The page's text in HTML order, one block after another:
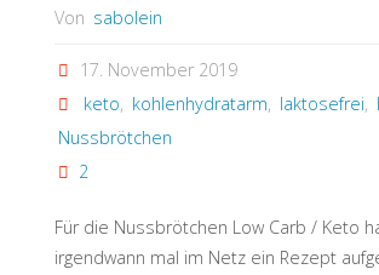
Von sabolein
17. November 2019
keto, kohlenhydratarm, laktosefrei,
Nussbrötchen
2
Für die Nussbrötchen Low Carb / Keto
irgendwann mal im Netz ein Rezept